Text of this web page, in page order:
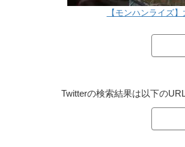
【モンハンライズ
Twitterの検索結果は以下の